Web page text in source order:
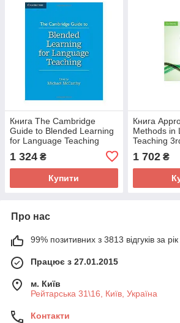
Книга The Cambridge
Guide to Blended Learning
for Language Teaching
Cambridge University Press
1 324 ₴
Купити
Книга
Methods in
Teaching
Cambridge
Education
1 702₴
Про нас
99% позитивних з 3813 відгуків за рік
Працює з 27.01.2015
м. Київ
Рейтарська 31\16, Київ, Україна
Контакти